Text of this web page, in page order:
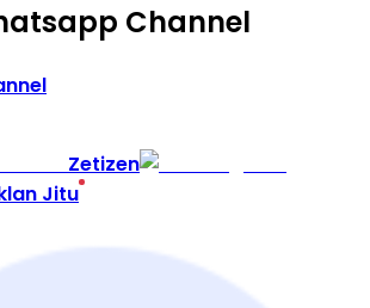
Channel
Zetizen
Jitu